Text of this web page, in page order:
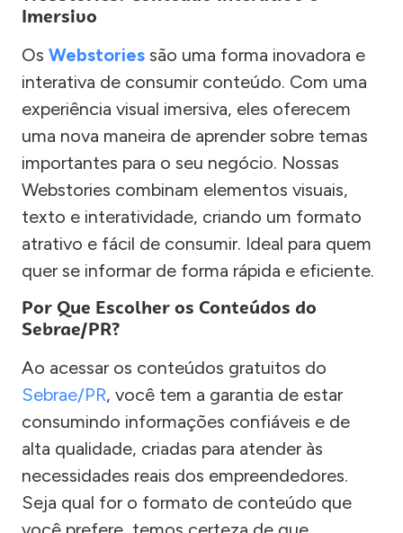
Imersivo
Os Webstories são uma forma inovadora e
interativa de consumir conteúdo. Com uma
experiência visual imersiva, eles oferecem
uma nova maneira de aprender sobre temas
importantes para o seu negócio. Nossas
Webstories combinam elementos visuais,
texto e interatividade, criando um formato
atrativo e fácil de consumir. Ideal para quem
quer se informar de forma rápida e eficiente.
Por Que Escolher os Conteúdos do
Sebrae/PR?
Ao acessar os conteúdos gratuitos do
Sebrae/PR, você tem a garantia de estar
consumindo informações confiáveis e de
alta qualidade, criadas para atender às
necessidades reais dos empreendedores.
Seja qual for o formato de conteúdo que